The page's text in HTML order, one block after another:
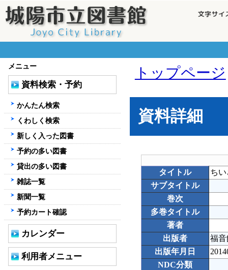
トップページ
資料詳細
タイトル
ち
サブタイトル
巻次
多巻タイトル
著者
出版者
福
出版年月日
NDC分類
メニュー
資料検索・予約
かんたん検索
くわしく検索
新しく入った図書
予約の多い図書
貸出の多い図書
雑誌一覧
新聞一覧
予約カート確認
カレンダー
利用者メニュー